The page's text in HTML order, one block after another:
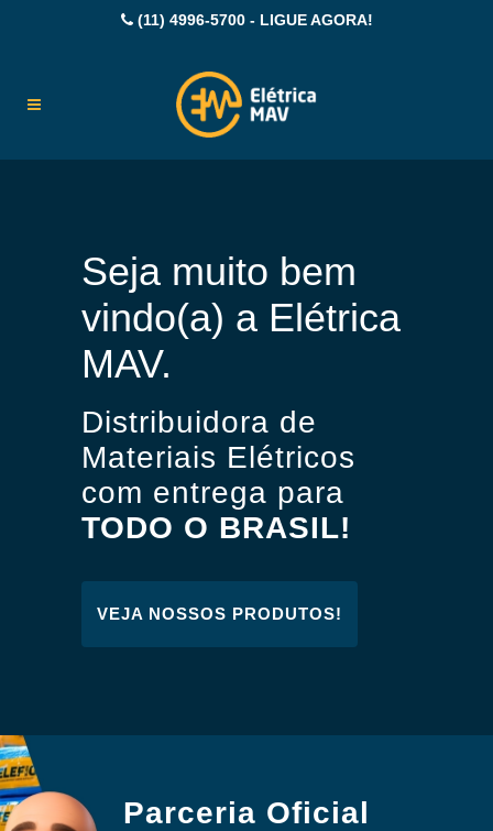
(11) 4996-5700 - LIGUE AGORA!
Seja muito bem
vindo(a) a Elétrica
MAV.
Distribuidora de
Materiais Elétricos
com entrega para
TODO O BRASIL!
VEJA NOSSOS PRODUTOS!
Parceria Oficial